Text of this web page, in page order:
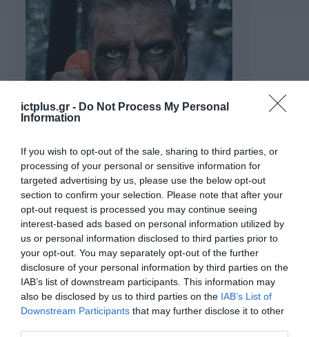
ictplus.gr - Do Not Process My Personal
Information
If you wish to opt-out of the sale, sharing to third parties, or
processing of your personal or sensitive information for
targeted advertising by us, please use the below opt-out
section to confirm your selection. Please note that after your
opt-out request is processed you may continue seeing
interest-based ads based on personal information utilized by
us or personal information disclosed to third parties prior to
your opt-out. You may separately opt-out of the further
disclosure of your personal information by third parties on the
IAB’s list of downstream participants. This information may
also be disclosed by us to third parties on the IAB’s List of
Downstream Participants that may further disclose it to other